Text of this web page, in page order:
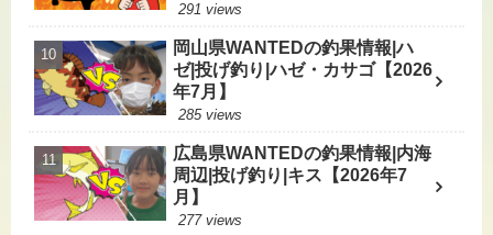
291 views
岡山県WANTEDの釣果情報|ハ
ゼ|投げ釣り|ハゼ・カサゴ【2026
年7月】
285 views
広島県WANTEDの釣果情報|内海
周辺|投げ釣り|キス【2026年7
月】
277 views